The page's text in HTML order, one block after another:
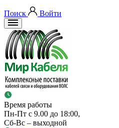
Поиск Войти
Время работы
Пн-Пт с 9.00 до 18:00,
Сб-Вс – выходной